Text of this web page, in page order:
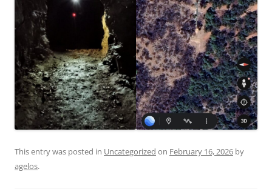
This entry was posted in Uncategorized on February 16, 2026 by
agelos.